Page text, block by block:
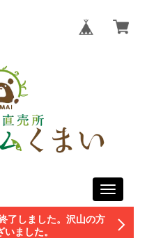
Toggle
了しました。沢山の方
ました。